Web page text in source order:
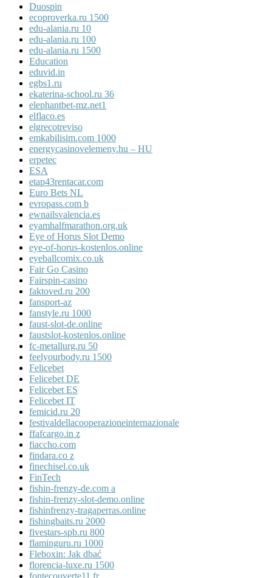
Duospin
ecoproverka.ru 1500
edu-alania.ru 10
edu-alania.ru 100
edu-alania.ru 1500
Education
eduvid.in
egbs1.ru
ekaterina-school.ru 36
elephantbet-mz.net1
elflaco.es
elgrecotreviso
emkabilisim.com 1000
energycasinovelemeny.hu – HU
erpetec
ESA
etap43rentacar.com
Euro Bets NL
evropass.com b
ewnailsvalencia.es
eyamhalfmarathon.org.uk
Eye of Horus Slot Demo
eye-of-horus-kostenlos.online
eyeballcomix.co.uk
Fair Go Casino
Fairspin-casino
faktoved.ru 200
fansport-az
fanstyle.ru 1000
faust-slot-de.online
faustslot-kostenlos.online
fc-metallurg.ru 50
feelyourbody.ru 1500
Felicebet
Felicebet DE
Felicebet ES
Felicebet IT
femicid.ru 20
festivaldellacooperazioneinternazionale
ffafcargo.in z
fiaccho.com
findara.co z
finechisel.co.uk
FinTech
fishin-frenzy-de.com a
fishin-frenzy-slot-demo.online
fishinfrenzy-tragaperras.online
fishingbaits.ru 2000
fivestars-spb.ru 800
flaminguru.ru 1000
Fleboxin: Jak dbać
florencia-luxe.ru 1500
fontecouverte11.fr